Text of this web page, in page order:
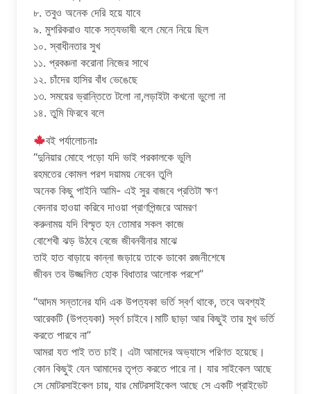
৮. তবুও অনেক দেরি হয়ে যাবে
৯. মুশরিকরাও যাকে সত্যভাষী বলে মেনে নিয়ে ছিল
১০. স্বাধীনতার সুখ
১১. প্রবঞ্চনা করোনা নিজের সাথে
১২. চাঁদের হাসির বাঁধ ভেঙেছে
১৩. সময়ের ভ্রান্তিতে টলো না,লড়াইটা কখনো ভুলো না
১৪. তুমি ফিরবে বলে
বই পর্যালোচনাঃ
“দুনিয়ার মোহে পড়ো যদি ভাই পরকালকে ভুলি
রহমতের কোমল পরশ দয়াময় নেবেন তুলি
অনেক কিছু পাইনি আমি- এই সুর বাজবে প্রতিটা ক্ষণ
বেদনার হাওয়া করিবে দাওয়া প্রাণপিন্জরে আমরণ
করুনাময় যদি বিস্মৃত হন তোমার সকল কাজে
বোশেখী ঝড় উঠবে বেজে জীবনবীনার মাঝে
তাই হাত বাড়ায়ে কান্না জড়ায়ে তাকে ডাকো রজনীশেষে
জীবন তব উজ্জলিত হোক বিধাতার আলোক পরশে”
“আদম সন্তানের যদি এক উপত্যকা ভর্তি স্বর্ণ‌ থাকে, তবে অবশ্যই
আরেকটি (উপত্যকা) স্বর্ণ চাইবে।মাটি ছাড়া আর কিছুই তার মুখ ভর্তি
করতে পারবে না”
আমরা যত পাই তত চাই। এটা আমাদের অভ্যাসে পরিণত হয়েছে।
কোন কিছুই যেন আমাদের তৃপ্ত করতে পারে না। যার সাইকেল আছে
সে মোটরসাইকেল চায়, যার মোটরসাইকেল আছে সে একটি প্রাইভেট